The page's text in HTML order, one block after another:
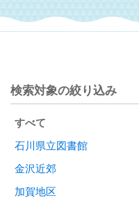
検索対象の絞り込み
すべて
石川県立図書館
金沢近郊
加賀地区